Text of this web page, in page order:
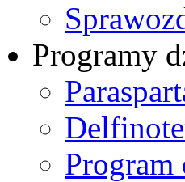
Programy